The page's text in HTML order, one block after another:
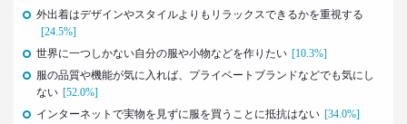
夫婦間ギャップに見る危機
–日経クロストレンド 連載⑬–
生活総研 上席研究員/コピーライター
2021.07.06
外出着はデザインやスタイルよりもリラックスできるかを重視する
[24.5%]
世界に一つしかない自分の服や小物などを作りたい [10.3%]
服の品質や機能が気に入れば、プライベートブランドなどでも気にし
ない [52.0%]
インターネットで実物を見ずに服を買うことに抵抗はない [34.0%]